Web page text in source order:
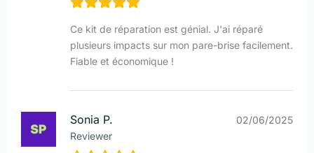
Ce kit de réparation est génial. J'ai réparé
plusieurs impacts sur mon pare-brise facilement.
Fiable et économique !
Sonia P.
Reviewer
02/06/2025